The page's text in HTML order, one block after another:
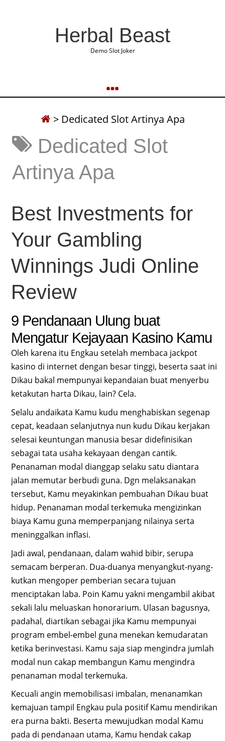
Herbal Beast
Demo Slot Joker
> Dedicated Slot Artinya Apa
Dedicated Slot
Artinya Apa
Best Investments for
Your Gambling
Winnings Judi Online
Review
9 Pendanaan Ulung buat
Mengatur Kejayaan Kasino Kamu
Oleh karena itu Engkau setelah membaca jackpot
kasino di internet dengan besar tinggi, beserta saat ini
Dikau bakal mempunyai kepandaian buat menyerbu
ketakutan harta Dikau, lain? Cela.
Selalu andaikata Kamu kudu menghabiskan segenap
cepat, keadaan selanjutnya nun kudu Dikau kerjakan
selesai keuntungan manusia besar didefinisikan
sebagai tata usaha kekayaan dengan cantik.
Penanaman modal dianggap selaku satu diantara
jalan memutar berbudi guna. Dgn melaksanakan
tersebut, Kamu meyakinkan pembuahan Dikau buat
hidup. Penanaman modal terkemuka mengizinkan
biaya Kamu guna memperpanjang nilainya serta
meninggalkan inflasi.
Jadi awal, pendanaan, dalam wahid bibir, serupa
semacam berperan. Dua-duanya menyangkut-nyang-
kutkan mengoper pemberian secara tujuan
menciptakan laba. Poin Kamu yakni mengambil akibat
sekali lalu meluaskan honorarium. Ulasan bagusnya,
padahal, diartikan sebagai jika Kamu mempunyai
program embel-embel guna menekan kemudaratan
ketika berinvestasi. Kamu saja siap mengindra jumlah
modal nun cakap membangun Kamu mengindra
penanaman modal terkemuka.
Kecuali angin memobilisasi imbalan, menanamkan
kemajuan tampil Engkau pula positif Kamu mendirikan
era purna bakti. Beserta mewujudkan modal Kamu
pada di pendanaan utama, Kamu hendak cakap